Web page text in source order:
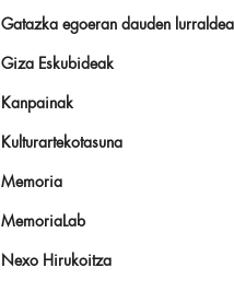
Gatazka egoeran dauden
Giza Eskubideak
Kanpainak
Kulturartekotasuna
Memoria
MemoriaLab
Nexo Hirukoitza